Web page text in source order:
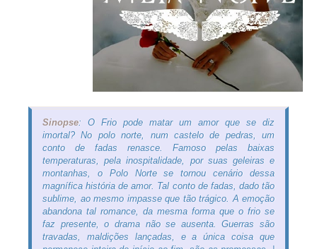
Sinopse: O Frio pode matar um amor que se diz
imortal? No polo norte, num castelo de pedras, um
conto de fadas renasce. Famoso pelas baixas
temperaturas, pela inospitalidade, por suas geleiras e
montanhas, o Polo Norte se tornou cenário dessa
magnífica história de amor. Tal conto de fadas, dado tão
sublime, ao mesmo impasse que tão trágico. A emoção
abandona tal romance, da mesma forma que o frio se
faz presente, o drama não se ausenta. Guerras são
travadas, maldições lançadas, e a única coisa que